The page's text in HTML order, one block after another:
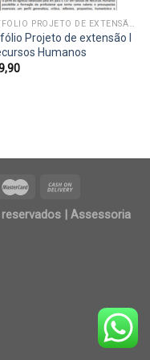
Projeto de extensão I
Humanos
| Assessoria